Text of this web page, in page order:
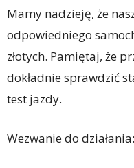
Mamy nadzieję, że
odpowiedniego
złotych. Pamiętaj, że
dokładnie sprawdzić
test jazdy.
Wezwanie do działania: